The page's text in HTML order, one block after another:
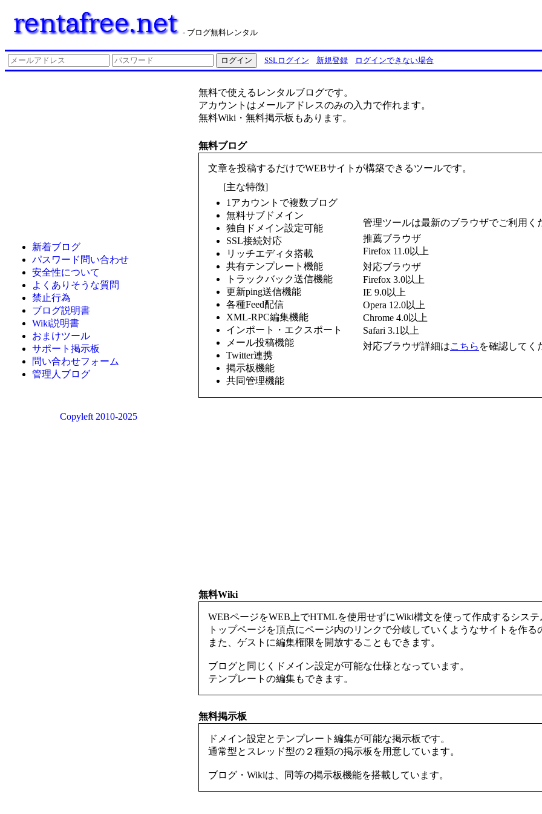
- ブログ無料レンタル
新着ブログ
パスワード問い合わせ
安全性について
よくありそうな質問
禁止行為
ブログ説明書
Wiki説明書
おまけツール
サポート掲示板
問い合わせフォーム
管理人ブログ
Copyleft 2010-2025
無料で使えるレンタルブログです。
アカウントはメールアドレスのみの入力で作れます。
無料Wiki・無料掲示板もあります。
無料ブログ
文章を投稿するだけでWEBサイトが構築できるツールです。
[主な特徴]
1アカウントで複数ブログ
無料サブドメイン
独自ドメイン設定可能
SSL接続対応
リッチエディタ搭載
共有テンプレート機能
トラックバック送信機能
更新ping送信機能
各種Feed配信
XML-RPC編集機能
インポート・エクスポート
メール投稿機能
Twitter連携
掲示板機能
共同管理機能
管理ツールは最新のブラウザでご利用く
推薦ブラウザ
Firefox 11.0以上
対応ブラウザ
Firefox 3.0以上
IE 9.0以上
Opera 12.0以上
Chrome 4.0以上
Safari 3.1以上
対応ブラウザ詳細はこちら を確認してく
無料Wiki
WEBページをWEB上でHTMLを使用せずにWiki構文を使って作成するシステ
トップページを頂点にページ内のリンクで分岐していくようなサイトを作
また、ゲストに編集権限を開放することもできます。
ブログと同じくドメイン設定が可能な仕様となっています。
テンプレートの編集もできます。
無料掲示板
ドメイン設定とテンプレート編集が可能な掲示板です。
通常型とスレッド型の２種類の掲示板を用意しています。
ブログ・Wikiは、同等の掲示板機能を搭載しています。